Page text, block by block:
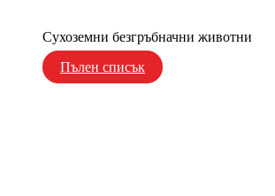
Сухоземни безгръбначни животни
Пълен списък